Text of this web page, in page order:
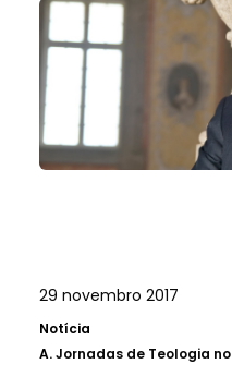
29 novembro 2017
Notícia
A.Jornadas de Teologia